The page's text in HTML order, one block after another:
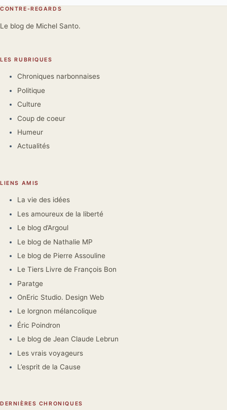
CONTRE-REGARDS
Le blog de Michel Santo.
LES RUBRIQUES
Chroniques narbonnaises
Politique
Culture
Coup de coeur
Humeur
Actualités
LIENS AMIS
La vie des idées
Les amoureux de la liberté
Le blog d’Argoul
Le blog de Nathalie MP
Le blog de Pierre Assouline
Le Tiers Livre de François Bon
Paratge
OnEric Studio. Design Web
Le lorgnon mélancolique
Éric Poindron
Le blog de Jean Claude Lebrun
Les vrais voyageurs
L’esprit de la Cause
DERNIÈRES CHRONIQUES